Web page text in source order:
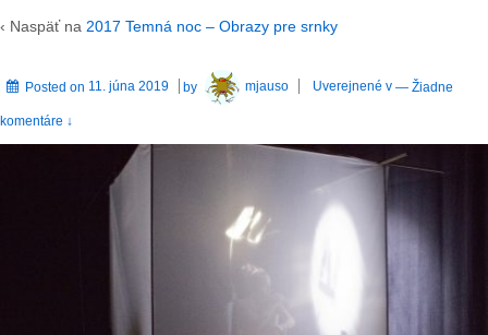
‹ Naspäť na 2017 Temná noc – Obrazy pre srnky
Posted on 11. júna 2019 by mjauso Uverejnené v — Žiadne
komentáre ↓